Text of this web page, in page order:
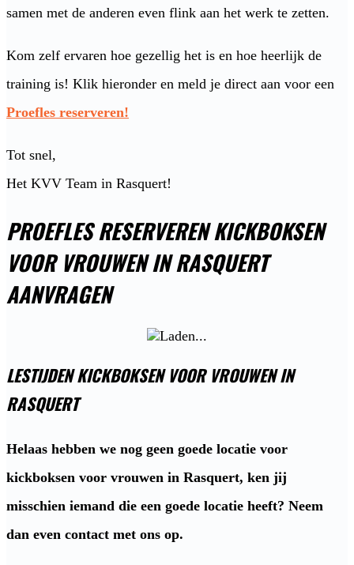
samen met de anderen even flink aan het werk te zetten.
Kom zelf ervaren hoe gezellig het is en hoe heerlijk de
training is! Klik hieronder en meld je direct aan voor een
Proefles reserveren!
Tot snel,
Het KVV Team in Rasquert!
PROEFLES RESERVEREN KICKBOKSEN
VOOR VROUWEN IN RASQUERT
AANVRAGEN
LESTIJDEN KICKBOKSEN VOOR VROUWEN IN
RASQUERT
Helaas hebben we nog geen goede locatie voor
kickboksen voor vrouwen in Rasquert, ken jij
misschien iemand die een goede locatie heeft? Neem
dan even contact met ons op.